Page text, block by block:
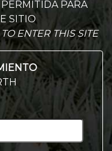
PARA
SITIO
ENTER THIS SITE